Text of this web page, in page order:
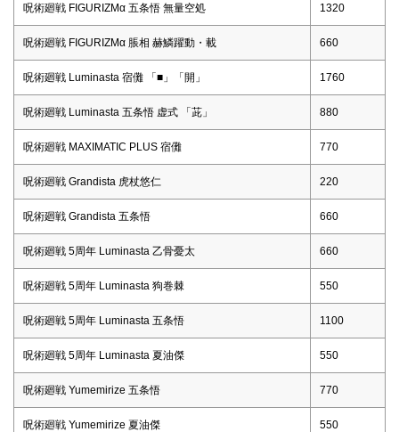
呪術廻戦 FIGURIZMα 五条悟 無量空処 1320
呪術廻戦 FIGURIZMα 脹相 赫鱗躍動・載 660
呪術廻戦 Luminasta 宿儺 「■」「開」 1760
呪術廻戦 Luminasta 五条悟 虚式 「茈」 880
呪術廻戦 MAXIMATIC PLUS 宿儺 770
呪術廻戦 Grandista 虎杖悠仁 220
呪術廻戦 Grandista 五条悟 660
呪術廻戦 5周年 Luminasta 乙骨憂太 660
呪術廻戦 5周年 Luminasta 狗巻棘 550
呪術廻戦 5周年 Luminasta 五条悟 1100
呪術廻戦 5周年 Luminasta 夏油傑 550
呪術廻戦 Yumemirize 五条悟 770
呪術廻戦 Yumemirize 夏油傑 550